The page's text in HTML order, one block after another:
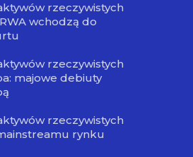
rzeczywistych
wchodzą do
rzeczywistych
majowe debiuty
rzeczywistych
rynku